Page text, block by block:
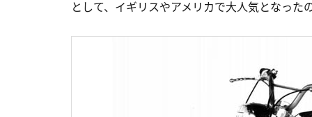
として、イギリスやアメリカで大人気となった